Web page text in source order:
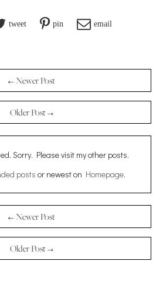
tweet pin email
← Newer Post
Older Post →
Sorry. Please visit my other posts.
posts or newest on Homepage.
← Newer Post
Older Post →